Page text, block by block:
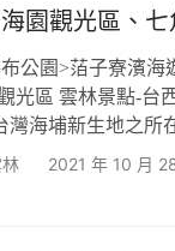
園觀光區、
公園>萡子寮濱
光區 雲林景點-台
灣海埔新生地之所
從填海造地完成
2021 年 10 月